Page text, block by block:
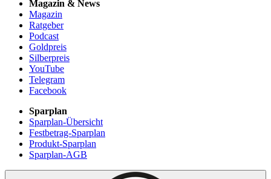
Magazin & News
Magazin
Ratgeber
Podcast
Goldpreis
Silberpreis
YouTube
Telegram
Facebook
Sparplan
Sparplan-Übersicht
Festbetrag-Sparplan
Produkt-Sparplan
Sparplan-AGB